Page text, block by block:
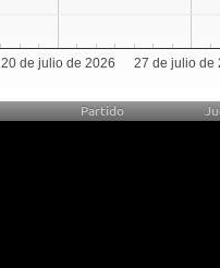
20 de julio de 2026 27 de julio de
Partido